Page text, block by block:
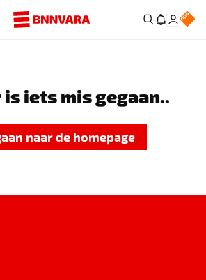
is iets mis gegaan..
naar de homepage